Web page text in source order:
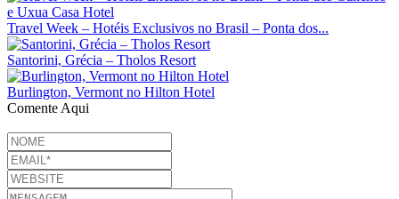
Travel Week – Hotéis Exclusivos no Brasil – Ponta dos...
Santorini, Grécia – Tholos Resort
Burlington, Vermont no Hilton Hotel
Comente Aqui